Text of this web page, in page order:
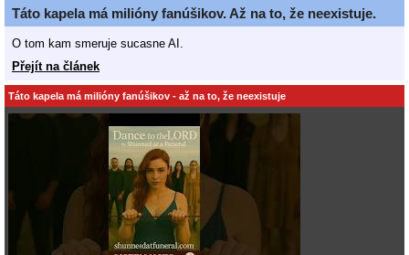
Táto kapela má milióny fanúšikov. Až na to, že neexistuje.
O tom kam smeruje sucasne AI.
Přejít na článek
Táto kapela má milióny fanúšikov - až na to, že neexistuje